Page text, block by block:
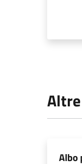
Albo